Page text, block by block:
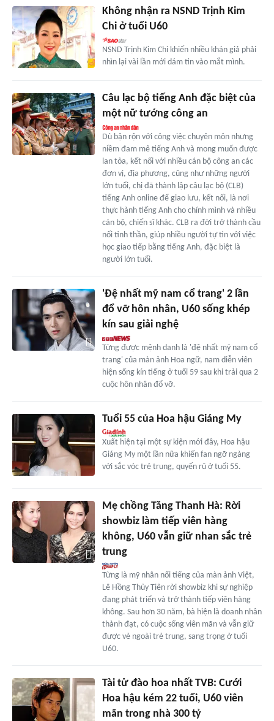
Không nhận ra NSND Trịnh Kim
Chi ở tuổi U60
NSND Trịnh Kim Chi khiến nhiều khán giả phải
nhìn lại vài lần mới dám tin vào mắt mình.
Câu lạc bộ tiếng Anh đặc biệt của
một nữ tướng công an
Dù bận rộn với công việc chuyên môn nhưng
niềm đam mê tiếng Anh và mong muốn được
lan tỏa, kết nối với nhiều cán bộ công an các
đơn vị, địa phương, cũng như những người
lớn tuổi, chị đã thành lập câu lạc bộ (CLB)
tiếng Anh online để giao lưu, kết nối, là nơi
thực hành tiếng Anh cho chính mình và nhiều
cán bộ, chiến sĩ khác. CLB ra đời trở thành cầu
nối tinh thần, giúp nhiều người tự tin với việc
học giao tiếp bằng tiếng Anh, đặc biệt là
người lớn tuổi.
'Đệ nhất mỹ nam cổ trang' 2 lần
đổ vỡ hôn nhân, U60 sống khép
kín sau giải nghệ
Từng được mệnh danh là 'đệ nhất mỹ nam cổ
trang' của màn ảnh Hoa ngữ, nam diễn viên
hiện sống kín tiếng ở tuổi 59 sau khi trải qua 2
cuộc hôn nhân đổ vỡ.
Tuổi 55 của Hoa hậu Giáng My
Xuất hiện tại một sự kiện mới đây, Hoa hậu
Giáng My một lần nữa khiến fan ngỡ ngàng
với sắc vóc trẻ trung, quyến rũ ở tuổi 55.
Mẹ chồng Tăng Thanh Hà: Rời
showbiz làm tiếp viên hàng
không, U60 vẫn giữ nhan sắc trẻ
trung
Từng là mỹ nhân nổi tiếng của màn ảnh Việt,
Lê Hồng Thủy Tiên rời showbiz khi sự nghiệp
đang phát triển và trở thành tiếp viên hàng
không. Sau hơn 30 năm, bà hiện là doanh nhân
thành đạt, có cuộc sống viên mãn và vẫn giữ
được vẻ ngoài trẻ trung, sang trọng ở tuổi
U60.
Tài tử đào hoa nhất TVB: Cưới
Hoa hậu kém 22 tuổi, U60 viên
mãn trong nhà 300 tỷ